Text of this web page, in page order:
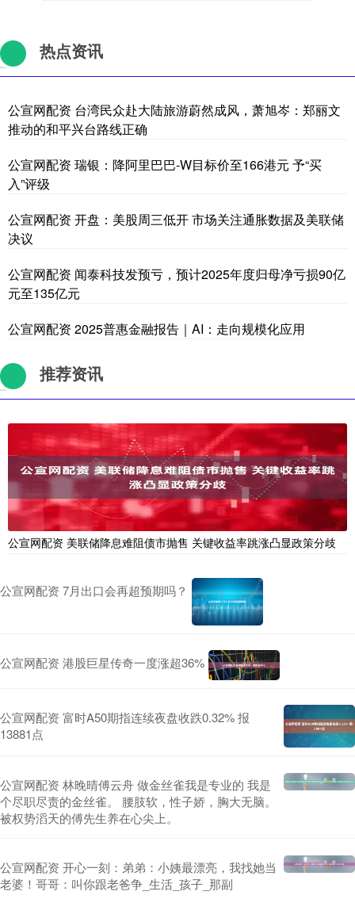
热点资讯
公宣网配资 台湾民众赴大陆旅游蔚然成风，萧旭岑：郑丽文
推动的和平兴台路线正确
公宣网配资 瑞银：降阿里巴巴-W目标价至166港元 予“买
入”评级
公宣网配资 开盘：美股周三低开 市场关注通胀数据及美联储
决议
公宣网配资 闻泰科技发预亏，预计2025年度归母净亏损90亿
元至135亿元
公宣网配资 2025普惠金融报告｜AI：走向规模化应用
推荐资讯
公宣网配资 美联储降息难阻债市抛售 关键收益率跳涨凸显政策分歧
公宣网配资 7月出口会再超预期吗？
公宣网配资 港股巨星传奇一度涨超36%
公宣网配资 富时A50期指连续夜盘收跌0.32% 报
13881点
公宣网配资 林晚晴傅云舟 做金丝雀我是专业的 我是
个尽职尽责的金丝雀。 腰肢软，性子娇，胸大无脑。
被权势滔天的傅先生养在心尖上。
公宣网配资 开心一刻：弟弟：小姨最漂亮，我找她当
老婆！哥哥：叫你跟老爸争_生活_孩子_那副